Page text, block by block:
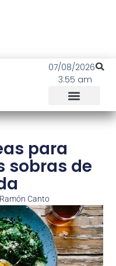
07/08/2026
3:55 am
para
sobras de
Ramón Canto